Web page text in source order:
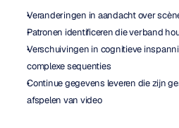
Veranderingen in aandacht over
Patronen identificeren die verband
Verschuivingen in cognitieve
complexe sequenties
Continue gegevens leveren die zijn
afspelen van video